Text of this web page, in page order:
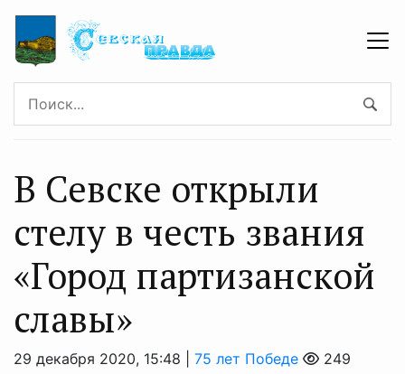
В Севске открыли
стелу в честь звания
«Город партизанской
славы»
29 декабря 2020, 15:48 | 75 лет Победе 249